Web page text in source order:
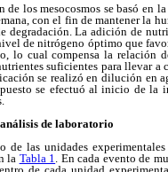
de los mesocosmos se basó en
con el fin de mantener la
degradación. La adición de
de nitrógeno óptimo que
lo cual compensa la relación
suficientes para llevar a
se realizó en dilución en
se efectuó al inicio de la
de laboratorio
de las unidades
la Tabla 1. En cada evento de